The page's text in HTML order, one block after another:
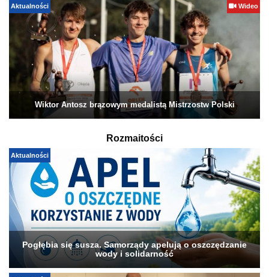
Aktualności Wideo
Wiktor Antosz brązowym medalistą Mistrzostw Polski
Rozmaitości
Aktualności
Pogłębia się susza. Samorządy apelują o oszczędzanie
wody i solidarność